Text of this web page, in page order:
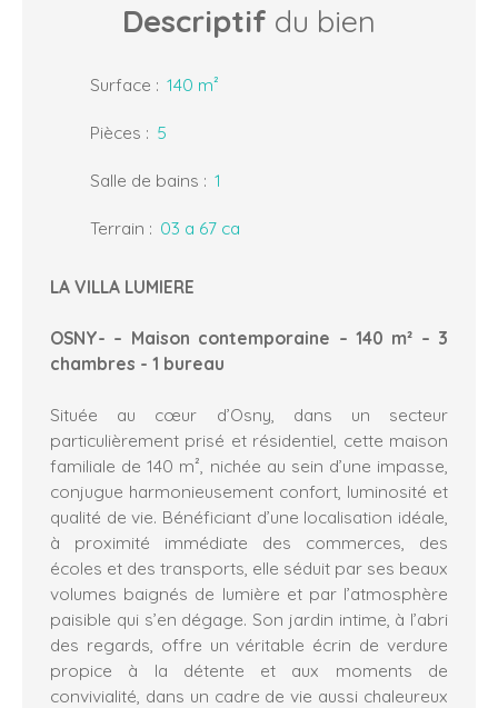
Descriptif du bien
Surface : 140 m²
Pièces : 5
Salle de bains : 1
Terrain : 03 a 67 ca
LA VILLA LUMIERE
OSNY- – Maison contemporaine – 140 m² – 3
chambres - 1 bureau
Située au cœur d’Osny, dans un secteur
particulièrement prisé et résidentiel, cette maison
familiale de 140 m², nichée au sein d’une impasse,
conjugue harmonieusement confort, luminosité et
qualité de vie. Bénéficiant d’une localisation idéale,
à proximité immédiate des commerces, des
écoles et des transports, elle séduit par ses beaux
volumes baignés de lumière et par l’atmosphère
paisible qui s’en dégage. Son jardin intime, à l’abri
des regards, offre un véritable écrin de verdure
propice à la détente et aux moments de
convivialité, dans un cadre de vie aussi chaleureux